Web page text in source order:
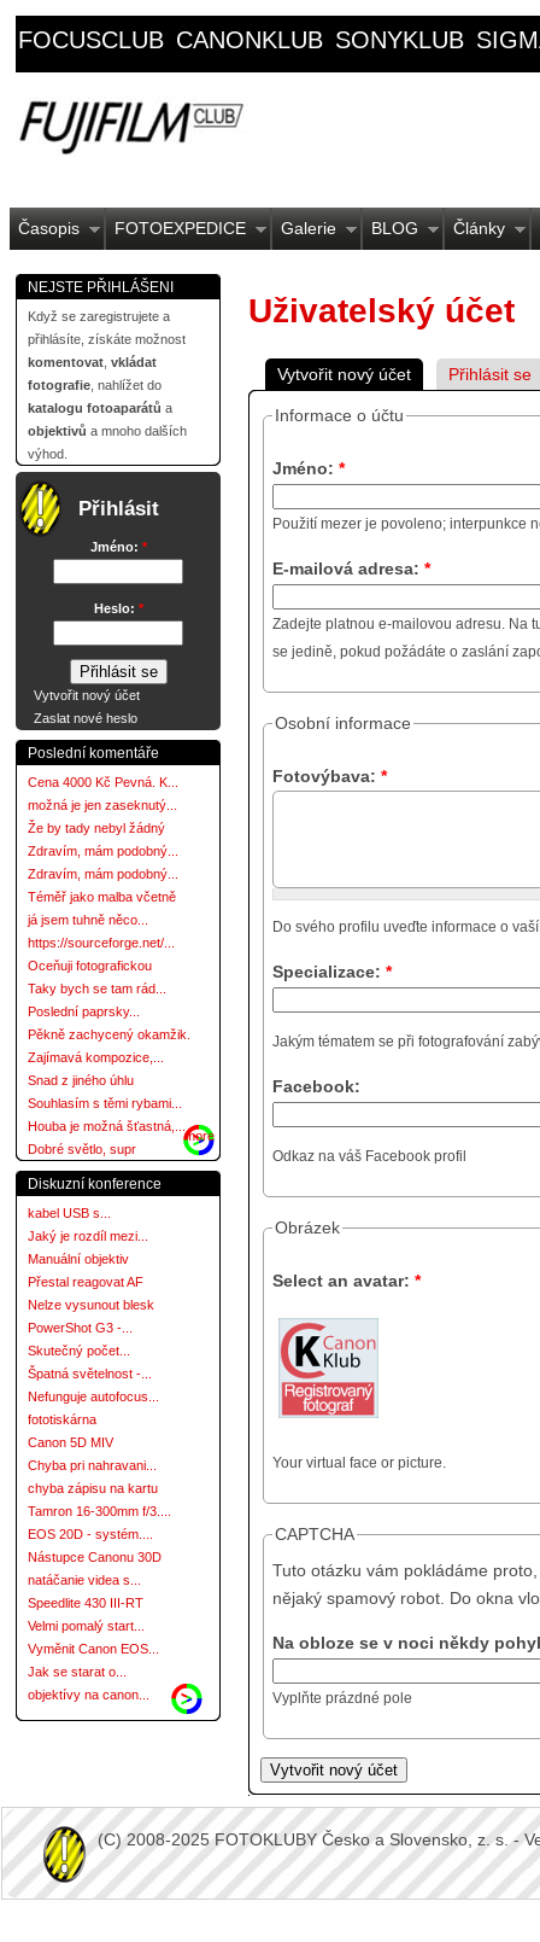
FOCUSCLUB CANONKLUB SONYKLUB
Časopis FOTOEXPEDICE Galerie BLOG Články
NEJSTE PŘIHLÁŠENI
Když se zaregistrujete a
přihlásíte, získáte možnost
komentovat vkládat
fotografie , nahlížet do
katalogu fotoaparátů a
objektivů a mnoho dalších
výhod.
Přihlásit
Jméno: *
Heslo: *
Vytvořit nový účet
Zaslat nové heslo
Poslední komentáře
Cena 4000 Kč Pevná. K...
možná je jen zaseknutý...
Že by tady nebyl žádný
Zdravím, mám podobný...
Zdravím, mám podobný...
Téměř jako malba včetně
já jsem tuhně něco...
https://sourceforge.net/...
Oceňuji fotografickou
Taky bych se tam rád...
Poslední paprsky...
Pěkně zachycený okamžik.
Zajímavá kompozice,...
Snad z jiného úhlu
Souhlasím s těmi rybami...
Houba je možná šťastná,...
Dobré světlo, supr
more
Diskuzní konference
kabel USB s...
Jaký je rozdíl mezi...
Manuální objektiv
Přestal reagovat AF
Nelze vysunout blesk
PowerShot G3 -...
Skutečný počet...
Špatná světelnost -...
Nefunguje autofocus...
fototiskárna
Canon 5D MIV
Chyba pri nahravani...
chyba zápisu na kartu
Tamron 16-300mm f/3....
EOS 20D - systém....
Nástupce Canonu 30D
natáčanie videa s...
Speedlite 430 III-RT
Velmi pomalý start...
Vyměnit Canon EOS...
Jak se starat o...
objektívy na canon...
Uživatelský účet
Vytvořit nový účet Přihlásit se
Informace o účtu
Jméno: *
Použití mezer je povoleno; interpunkce
E-mailová adresa: *
Zadejte platnou e-mailovou adresu. Na
se jedině, pokud požádáte o zaslání
Osobní informace
Fotovýbava: *
Do svého profilu uveďte informace o
Specializace: *
Jakým tématem se při fotografování
Facebook:
Odkaz na váš Facebook profil
Obrázek
Select an avatar: *
Your virtual face or picture.
CAPTCHA
Tuto otázku vám pokládáme
nějaký spamový robot. Do okna
Na obloze se v noci někdy
Vyplňte prázdné pole
(C) 2008-2025 FOTOKLUBY Česko a Slovensko, z. s. -